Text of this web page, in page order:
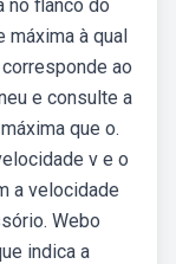
no flanco do
máxima à qual
ao
e consulte a
que o.
v e o
a velocidade
Webo
indica a